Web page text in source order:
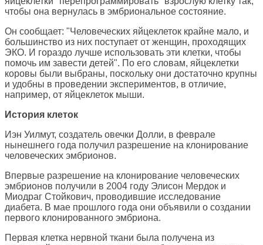
чтобы она вернулась в эмбриональное состояние.
Он сообщает: "Человеческих яйцеклеток крайне мало, и
большинство из них поступает от женщин, проходящих
ЭКО. И гораздо лучше использовать эти клетки, чтобы
помочь им завести детей". По его словам, яйцеклетки
коровы были выбраны, поскольку они достаточно крупны
и удобны в проведении экспериментов, в отличие,
например, от яйцеклеток мыши.
История клеток
Иэн Уилмут, создатель овечки Долли, в феврале
нынешнего года получил разрешение на клонирование
человеческих эмбрионов.
Впервые разрешение на клонирование человеческих
эмбрионов получили в 2004 году Элисон Мердок и
Миодраг Стойкович, проводившие исследование
диабета. В мае прошлого года они объявили о создании
первого клонированного эмбриона.
Первая клетка нервной ткани была получена из